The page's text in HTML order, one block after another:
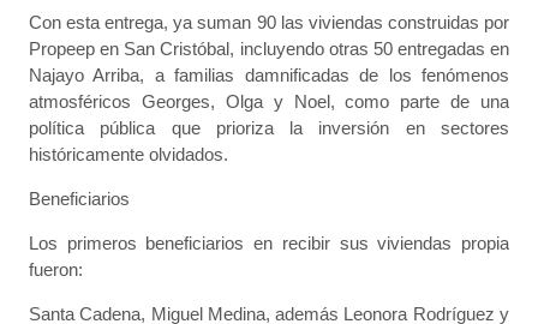
Con esta entrega, ya suman 90 las viviendas construidas por
Propeep en San Cristóbal, incluyendo otras 50 entregadas en
Najayo Arriba, a familias damnificadas de los fenómenos
atmosféricos Georges, Olga y Noel, como parte de una
política pública que prioriza la inversión en sectores
históricamente olvidados.
Beneficiarios
Los primeros beneficiarios en recibir sus viviendas propia
fueron:
Santa Cadena, Miguel Medina, además Leonora Rodríguez y